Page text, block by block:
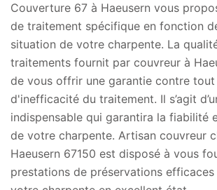
Couverture 67 à Haeusern vous
de traitement spécifique en fonction
situation de votre charpente. La
traitements fournit par couvreur à
de vous offrir une garantie contre tout
d'inefficacité du traitement. Il s’agit
indispensable qui garantira la fiabilité
de votre charpente. Artisan couvreur
Haeusern 67150 est disposé à vous
prestations de préservations